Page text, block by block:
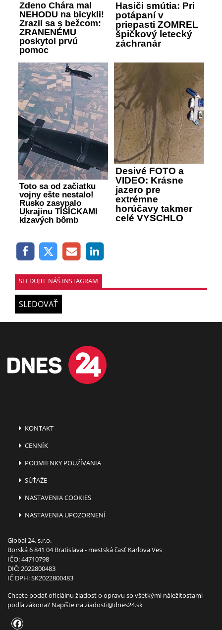
Zdeno Chára mal
NEHODU na bicykli!
Zrazil sa s bežcom:
ZRANENÉMU
poskytol prvú
pomoc
Hasiči smútia: Pri
potápaní v
priepasti ZOMREL
špičkový letecký
záchranár
Toto sa od začiatku
vojny ešte nestalo!
Rusko zasypalo
Ukrajinu TISÍCKAMI
kĺzavých bômb
Desivé FOTO a
VIDEO: Krásne
jazero pre
extrémne
horúčavy takmer
celé VYSCHLO
SLEDUJTE NÁŠ INSTAGRAM
SLEDOVAŤ
KONTAKT
CENNÍK
PODMIENKY POUŽÍVANIA
SÚŤAŽE
NASTAVENIA COOKIES
NASTAVENIA UPOZORNENÍ
Global 24, s.r.o.
Borská 6 841 04 Bratislava - mestská časť Karlova Ves
IČO: 44710798
DIČ: 2022800483
IČ DPH: SK2022800483
Chcete podať oficiálnu žiadosť o opravu so všetkými náležitosťami
podľa zákona? Napíšte naziadosti@dnes24.sk